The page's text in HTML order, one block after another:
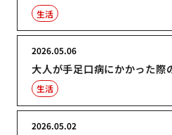
生活
大人が手足口病にかかった際
2026.05.06
生活
2026.05.02